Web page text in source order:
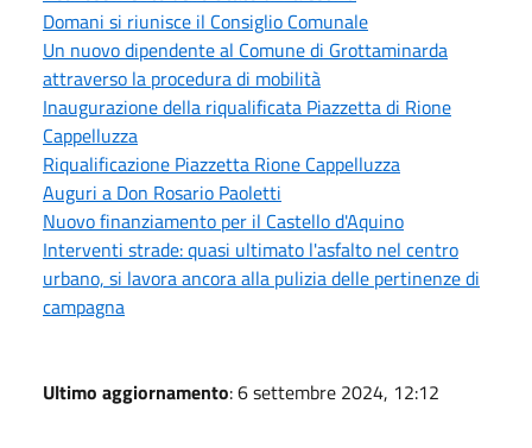
Domani si riunisce il Consiglio Comunale
Un nuovo dipendente al Comune di Grottaminarda
attraverso la procedura di mobilità
Inaugurazione della riqualificata Piazzetta di Rione
Cappelluzza
Riqualificazione Piazzetta Rione Cappelluzza
Auguri a Don Rosario Paoletti
Nuovo finanziamento per il Castello d'Aquino
Interventi strade: quasi ultimato l'asfalto nel centro
urbano, si lavora ancora alla pulizia delle pertinenze di
campagna
Ultimo aggiornamento: 6 settembre 2024, 12:12